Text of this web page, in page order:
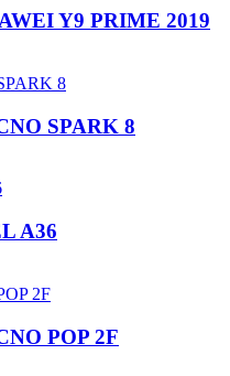
Y9 PRIME 2019
SPARK 8
A36
POP 2F